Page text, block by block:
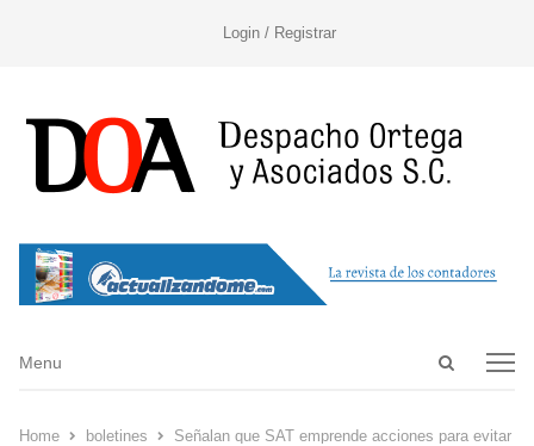
Login / Registrar
Open
Menu
Menu
Home boletines Señalan que SAT emprende acciones para evitar